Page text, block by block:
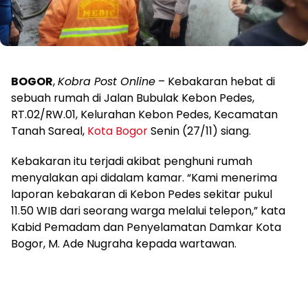
BOGOR,Kobra Post Online – Kebakaran hebat di
sebuah rumah di Jalan Bubulak Kebon Pedes,
RT.02/RW.01, Kelurahan Kebon Pedes, Kecamatan
Tanah Sareal, Kota BogorSenin (27/11) siang.
Kebakaran itu terjadi akibat penghuni rumah
menyalakan api didalam kamar. “Kami menerima
laporan kebakaran di Kebon Pedes sekitar pukul
11.50 WIB dari seorang warga melalui telepon,” kata
Kabid Pemadam dan Penyelamatan Damkar Kota
Bogor, M. Ade Nugraha kepada wartawan.